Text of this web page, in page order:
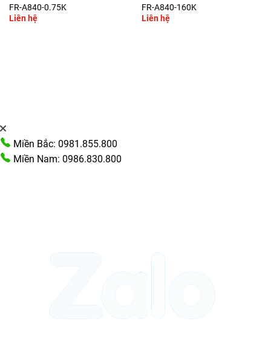
FR-A840-0.75K
Liên hệ
FR-A840-160K
Liên hệ
Miền Bắc: 0981.855.800
Miền Nam: 0986.830.800